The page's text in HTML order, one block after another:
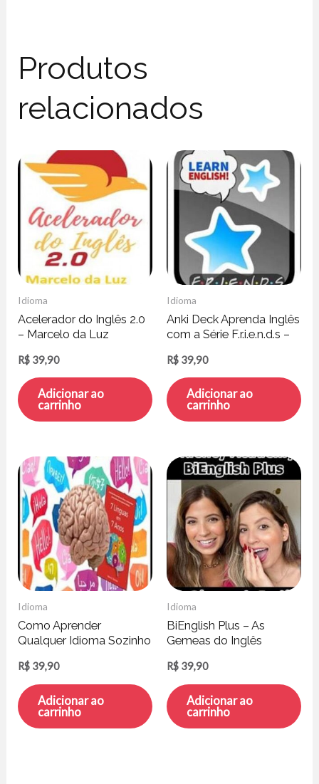
Produtos
relacionados
Idioma
Acelerador do Inglês 2.0
– Marcelo da Luz
R$ 39,90
Adicionar ao
carrinho
Idioma
Anki Deck Aprenda Inglês
com a Série F.r.i.e.n.d.s –
R$ 39,90
Adicionar ao
carrinho
Idioma
Como Aprender
Qualquer Idioma Sozinho
Barbosa
R$ 39,90
Adicionar ao
carrinho
Idioma
BiEnglish Plus – As
Gemeas do Inglês
R$ 39,90
Adicionar ao
carrinho